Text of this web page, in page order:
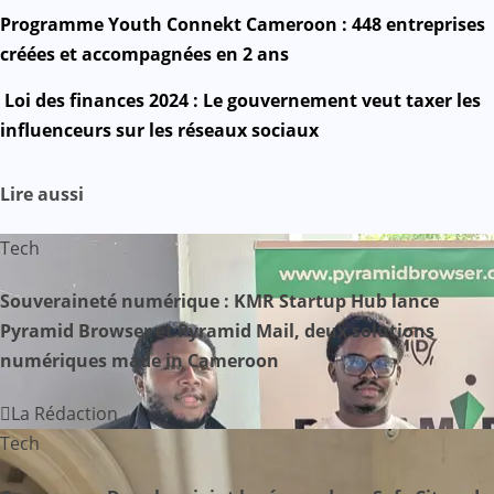
Mail
N
v
a
t
i
o
n
Programme Youth Connekt Cameroon : 448 entreprises
créées et accompagnées en 2 ans
Loi des finances 2024 : Le gouvernement veut taxer les
influenceurs sur les réseaux sociaux
Lire aussi
Tech
Souveraineté numérique : KMR Startup Hub lance
Pyramid Browser et Pyramid Mail, deux solutions
numériques made in Cameroon
La Rédaction
Tech